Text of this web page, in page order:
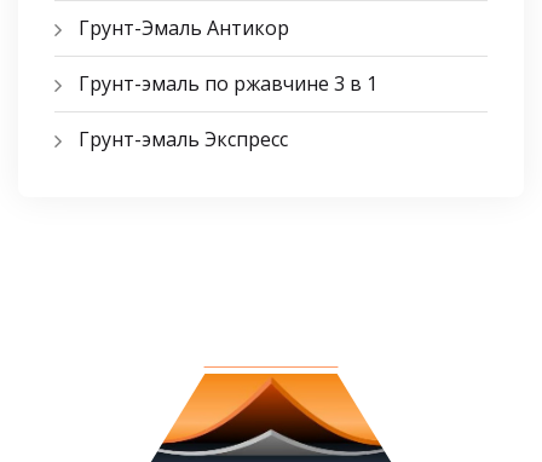
Грунт-Эмаль Антикор
Грунт-эмаль по ржавчине 3 в 1
Грунт-эмаль Экспресс